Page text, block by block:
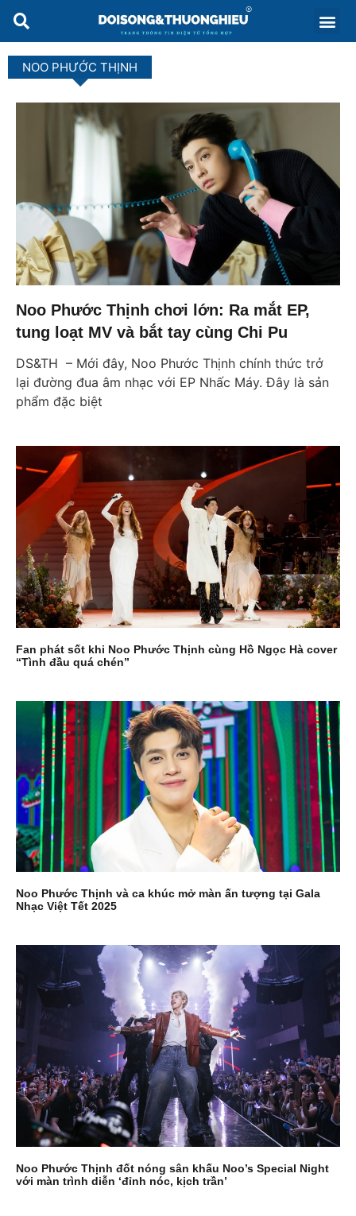
NOO PHƯỚC THỊNH
Noo Phước Thịnh chơi lớn: Ra mắt EP,
tung loạt MV và bắt tay cùng Chi Pu
DS&TH – Mới đây, Noo Phước Thịnh chính thức trở
lại đường đua âm nhạc với EP Nhấc Máy. Đây là sản
phẩm đặc biệt
Fan phát sốt khi Noo Phước Thịnh cùng Hồ Ngọc Hà cover
“Tình đầu quá chén”
Noo Phước Thịnh và ca khúc mở màn ấn tượng tại Gala
Nhạc Việt Tết 2025
Noo Phước Thịnh đốt nóng sân khấu Noo’s Special Night
với màn trình diễn ‘đỉnh nóc, kịch trần’